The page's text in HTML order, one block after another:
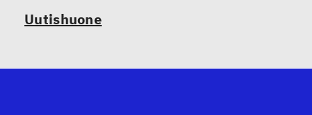
Uutishuone